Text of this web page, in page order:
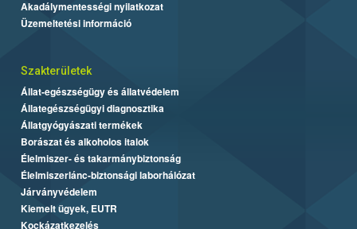
Akadálymentességi nyilatkozat
Üzemeltetési információ
Szakterületek
Állat-egészségügy és állatvédelem
Állategészségügyi diagnosztika
Állatgyógyászati termékek
Borászat és alkoholos italok
Élelmiszer- és takarmánybiztonság
Élelmiszerlánc-biztonsági laborhálózat
Járványvédelem
Kiemelt ügyek, EUTR
Kockázatkezelés